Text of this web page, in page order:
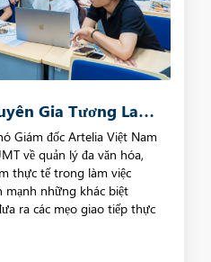
Gia Tương Lai
Biết Thực Tiễn
Việc
Giám đốc Artelia Việt Nam
về quản lý đa văn hóa,
thực tế trong làm việc
mạnh những khác biệt
ra các mẹo giao tiếp thực